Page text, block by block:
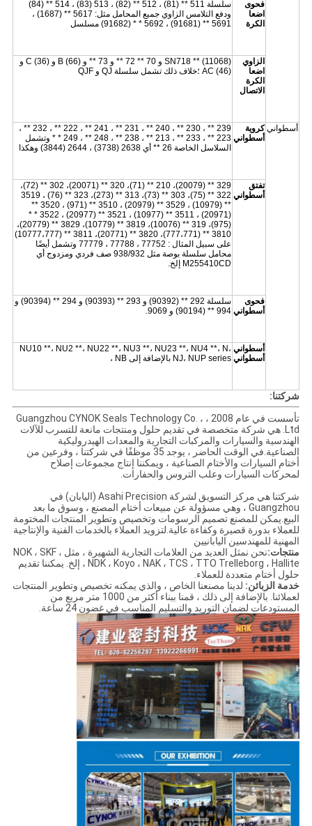
فحوى
اضعا
الكرة
سلسلة 511 ** (81) ، 512 ** (82) ، 513 (83) ، 514 ** (84)
ودفع التلامس الزاوي جميع المحامل مثل: 5617 ** (1687) ،
5691 ** (91681) ، 5692 * * (91682) مسلسل
الزاوي
اضعا
الكرة
الاتصال
SN718 ** (11068) و 70 ** 72 ** و 73 ** و B (66) و C (36) و
AC (46) ؛خلاف ذلك تشمل سلسلة QJ و QJF
أسطواني كروية
أسطواني
239 ** ، 230 ** ، 240 ** ، 231 ** ، 241 ** ، 222 ** ، 232 ** ،
223 ** ، 233 ** ، 213 ** ، 238 ** ، 248 ** ، 249 * * وتشمل
السلاسل الخاصة 26 ** أي 2638 (3738) ، 2644 (3844) وهكذا
تفتق
أسطواني
329 ** (20079)، 210 ** (71)، 320 ** (20071)، 302 ** (72)،
322 ** (75)، 303 ** (73)، 313 ** (273)، 323 ** (76) ، 3519
** (10979) ، 3529 ** (20979) ، 3510 ** (971) ، 3520 **
(20971) ، 3511 ** (10977) ، 3521 ** (20977) ، 3522 * *
(975)، 319 ** (10076)، 3819 ** (10779)، 3829 ** (20779)،
3810 ** (777،771)، 3820 ** (20771)، 3811 ** (10777،777)
على سبيل المثال : 77752 ، 77788 ، 77779 وتشمل أيضًا
محامل سلسلة بوصة مثل 938/932 صف فردي ومزدوج أي
M255410CD إلخ.
فحوى
أسطواني
سلسلة 292 ** (90392) و 293 ** (90393) و 294 ** (90394) و
994 ** (90194) و 9069.
أسطواني
أسطواني
NU10 **، NU2 **، NU22 **، NU3 **، NU23 **، NU4 **، N،
NJ، NUP series بالإضافة إلى NB ،
شركتنا:
تأسست في عام 2008 ، Guangzhou CYNOK Seals Technology Co. ،
Ltd. هي شركة متخصصة في تقديم حلول ومنتجات مانعة للتسرب للآلات
الهندسية والسيارات والمركبات التجارية والمعدات الهيدروليكية
الصناعية.في الوقت الحاضر ، يوجد 35 موظفًا في شركتنا ، وفرعين من
أختام السيارات والأختام الصناعية ، ويمكننا إنتاج مجموعات إصلاح
لمحركات السيارات وعلب التروس والحفارات.
شركتنا هي مركز التسويق لشركة Asahi Precision (اليابان) في
Guangzhou ، وهي مسؤولة عن مبيعات أختام المصنع ، وسوق ما بعد
البيع.يمكن للمصنع تصميم الرسومات وتخصيص وتطوير المنتجات المختومة
للعملاء بدورة قصيرة وكفاءة عالية.لتزويد العملاء بالخدمات الفنية والإنتاجية
المهنية للمهندسين اليابانيين
منتجات:
نحن نمثل العديد من العلامات التجارية الشهيرة ، مثل NOK ، SKF ،
NDK ، Koyo ، NAK ، TCS ، TTO Trelleborg ، Hallite ، إلخ. يمكننا تقديم
حلول أختام متعددة للعملاء.
خدمة الزبائن: لدينا مصنعنا الخاص ، والذي يمكنه تخصيص وتطوير المنتجات
لعملائنا. بالإضافة إلى ذلك ، قمنا ببناء أكثر من 1000 متر مربع من
المستودعات لضمان التوريد والتسليم المناسب في غضون 24 ساعة.